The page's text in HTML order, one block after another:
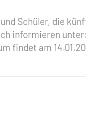
Schüler, die
informieren
findet am